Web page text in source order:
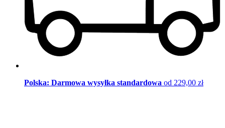
Polska: Darmowa wysyłka standardowa od 229,00 zł